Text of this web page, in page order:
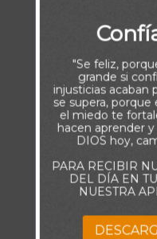
"Se feliz,
grande si
injusticias acaban
se supera, porque
el miedo te
hacen aprender
DIOS hoy,
PARA RECIBIR
DEL DÍA EN
NUESTRA